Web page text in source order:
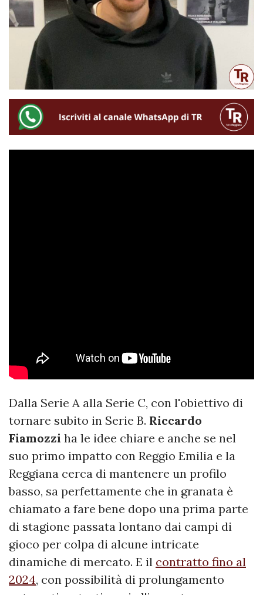
Dalla Serie A alla Serie C, con l'obiettivo di
tornare subito in Serie B. Riccardo
Fiamozzi ha le idee chiare e anche se nel
suo primo impatto con Reggio Emilia e la
Reggiana cerca di mantenere un profilo
basso, sa perfettamente che in granata è
chiamato a fare bene dopo una prima parte
di stagione passata lontano dai campi di
gioco per colpa di alcune intricate
dinamiche di mercato. E il contratto fino al
2024, con possibilità di prolungamento